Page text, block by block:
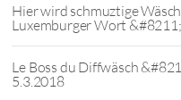
Hier wird schmuztige
Luxemburger Wort
Le Boss du Diffwäsch
5.3.2018